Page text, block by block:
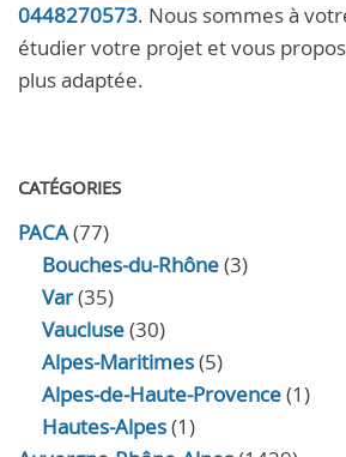
0448270573. Nous sommes à
étudier votre projet et vous
plus adaptée.
CATÉGORIES
PACA(77)
Bouches-du-Rhône(3)
Var(35)
Vaucluse(30)
Alpes-Maritimes(5)
Alpes-de-Haute-Provence(1)
Hautes-Alpes(1)